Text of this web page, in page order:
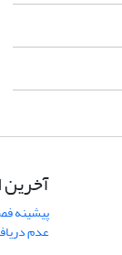
آخرین
پیشینه
عدم